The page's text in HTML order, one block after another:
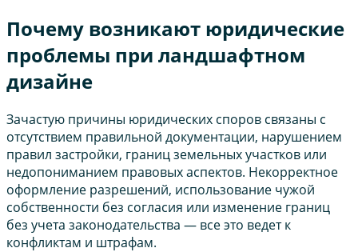
Почему возникают юридические
проблемы при ландшафтном
дизайне
Зачастую причины юридических споров связаны с
отсутствием правильной документации, нарушением
правил застройки, границ земельных участков или
недопониманием правовых аспектов. Некорректное
оформление разрешений, использование чужой
собственности без согласия или изменение границ
без учета законодательства — все это ведет к
конфликтам и штрафам.